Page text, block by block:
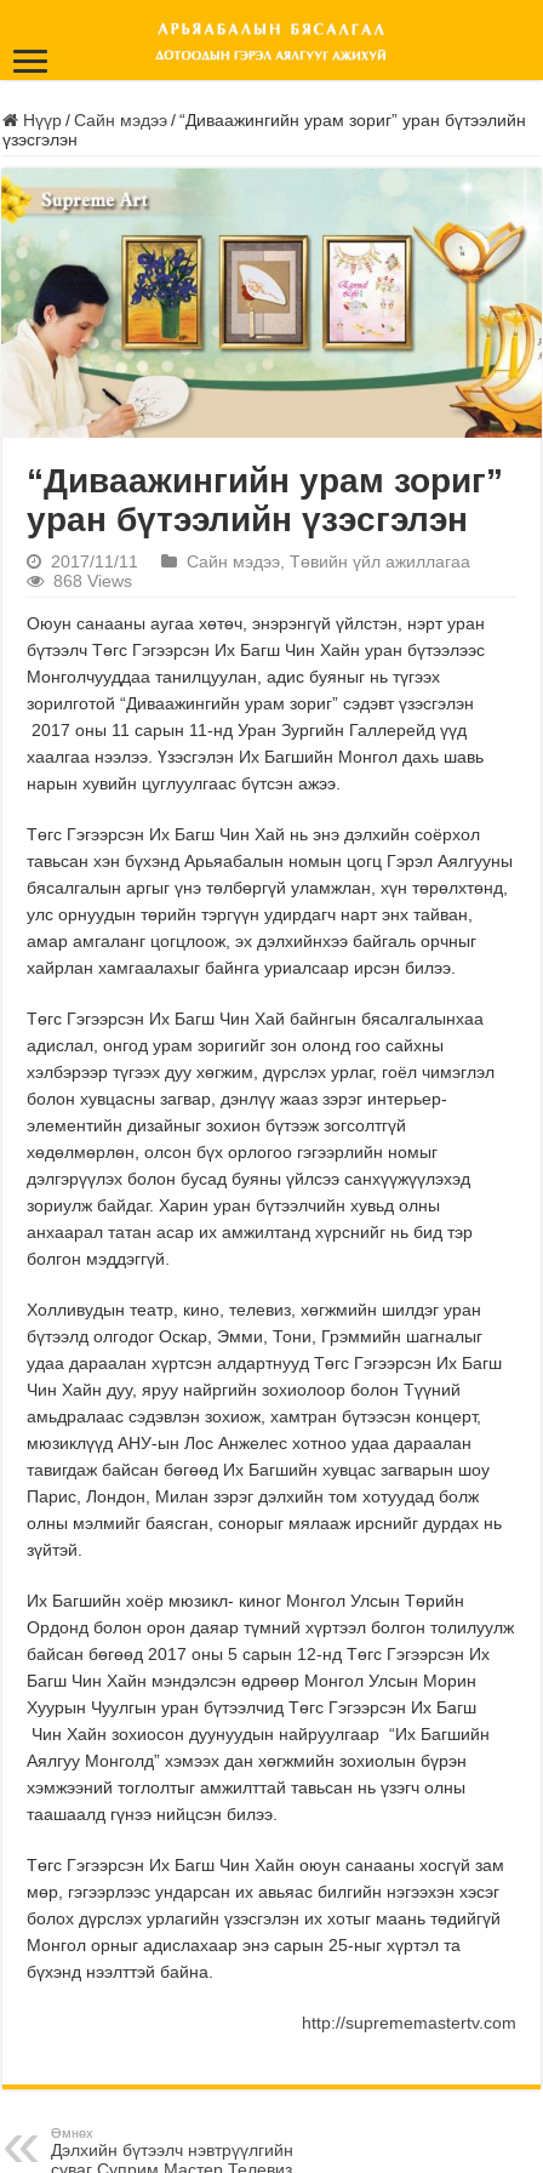
Нүүр / Сайн мэдээ / “Диваажингийн урам зориг” уран бүтээлийн
үзэсгэлэн
“Диваажингийн урам зориг”
уран бүтээлийн үзэсгэлэн
2017/11/11 Сайн мэдээ ,Төвийн үйл ажиллагаа
868 Views
Оюун санааны аугаа хөтөч, энэрэнгүй үйлстэн, нэрт уран
бүтээлч Төгс Гэгээрсэн Их Багш Чин Хайн уран бүтээлээс
Монголчууддаа танилцуулан, адис буяныг нь түгээх
зорилготой “Диваажингийн урам зориг” сэдэвт үзэсгэлэн
2017 оны 11 сарын 11-нд Уран Зургийн Галлерейд үүд
хаалгаа нээлээ. Үзэсгэлэн Их Багшийн Монгол дахь шавь
нарын хувийн цуглуулгаас бүтсэн ажээ.
Төгс Гэгээрсэн Их Багш Чин Хай нь энэ дэлхийн соёрхол
тавьсан хэн бүхэнд Арьяабалын номын цогц Гэрэл Аялгууны
бясалгалын аргыг үнэ төлбөргүй уламжлан, хүн төрөлхтөнд,
улс орнуудын төрийн тэргүүн удирдагч нарт энх тайван,
амар амгаланг цогцлоож, эх дэлхийнхээ байгаль орчныг
хайрлан хамгаалахыг байнга уриалсаар ирсэн билээ.
Төгс Гэгээрсэн Их Багш Чин Хай байнгын бясалгалынхаа
адислал, онгод урам зоригийг зон олонд гоо сайхны
хэлбэрээр түгээх дуу хөгжим, дүрслэх урлаг, гоёл чимэглэл
болон хувцасны загвар, дэнлүү жааз зэрэг интерьер-
элементийн дизайныг зохион бүтээж зогсолтгүй
хөдөлмөрлөн, олсон бүх орлогоо гэгээрлийн номыг
дэлгэрүүлэх болон бусад буяны үйлсээ санхүүжүүлэхэд
зориулж байдаг. Харин уран бүтээлчийн хувьд олны
анхаарал татан асар их амжилтанд хүрснийг нь бид тэр
болгон мэддэггүй.
Холливудын театр, кино, телевиз, хөгжмийн шилдэг уран
бүтээлд олгодог Оскар, Эмми, Тони, Грэммийн шагналыг
удаа дараалан хүртсэн алдартнууд Төгс Гэгээрсэн Их Багш
Чин Хайн дуу, яруу найргийн зохиолоор болон Түүний
амьдралаас сэдэвлэн зохиож, хамтран бүтээсэн концерт,
мюзиклүүд АНУ-ын Лос Анжелес хотноо удаа дараалан
тавигдаж байсан бөгөөд Их Багшийн хувцас загварын шоу
Парис, Лондон, Милан зэрэг дэлхийн том хотуудад болж
олны мэлмийг баясган, сонорыг мялааж ирснийг дурдах нь
зүйтэй.
Их Багшийн хоёр мюзикл- киног Монгол Улсын Төрийн
Ордонд болон орон даяар түмний хүртээл болгон толилуулж
байсан бөгөөд 2017 оны 5 сарын 12-нд Төгс Гэгээрсэн Их
Багш Чин Хайн мэндэлсэн өдрөөр Монгол Улсын Морин
Хуурын Чуулгын уран бүтээлчид Төгс Гэгээрсэн Их Багш
Чин Хайн зохиосон дуунуудын найруулгаар “Их Багшийн
Аялгуу Монголд” хэмээх дан хөгжмийн зохиолын бүрэн
хэмжээний тоглолтыг амжилттай тавьсан нь үзэгч олны
таашаалд гүнээ нийцсэн билээ.
Төгс Гэгээрсэн Их Багш Чин Хайн оюун санааны хосгүй зам
мөр, гэгээрлээс ундарсан их авьяас билгийн нэгээхэн хэсэг
болох дүрслэх урлагийн үзэсгэлэн их хотыг маань төдийгүй
Монгол орныг адислахаар энэ сарын 25-ныг хүртэл та
бүхэнд нээлттэй байна.
http://suprememastertv.com
Өмнөх
Дэлхийн бүтээлч нэвтрүүлгийн